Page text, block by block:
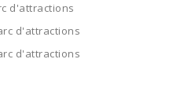
d'attractions
d'attractions
d'attractions